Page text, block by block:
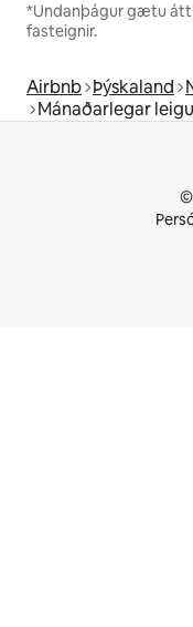
*Undanþágur gætu átt
fasteignir.
Airbnb Þýskaland
Mánaðarlegar
©